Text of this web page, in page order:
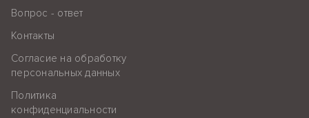
Вопрос - ответ
Контакты
Согласие на обработку
персональных данных
Политика
конфиденциальности